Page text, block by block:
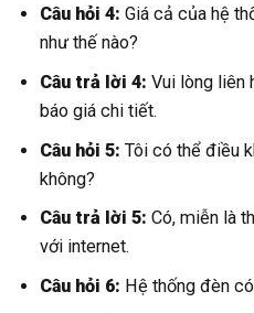
Câu hỏi 4: Giá cả của hệ
như thế nào?
Câu trả lời 4: Vui lòng liên
báo giá chi tiết.
Câu hỏi 5: Tôi có thể điều
không?
Câu trả lời 5: Có, miễn là
với internet.
Câu hỏi 6: Hệ thống đèn